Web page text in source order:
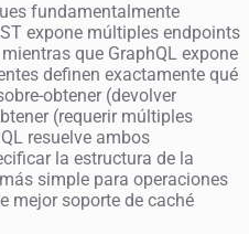
fundamentalmente
expone múltiples endpoints
que GraphQL expone
definen exactamente qué
obtener (devolver
(requerir múltiples
resuelve ambos
la estructura de la
simple para operaciones
mejor soporte de caché